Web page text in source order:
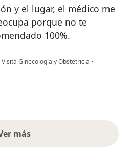
y el lugar, el médico me
porque no te
100%.
Visita Ginecología y Obstetricia •
más
opiniones anteriores